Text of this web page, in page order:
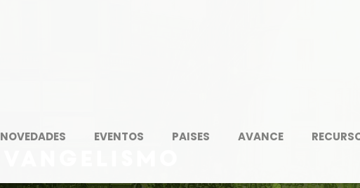
NOVEDADES EVENTOS PAISES AVANCE